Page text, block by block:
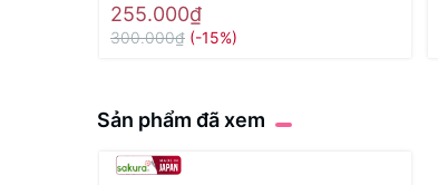
255.000₫
300.000₫ (-15%)
Sản phẩm đã xem